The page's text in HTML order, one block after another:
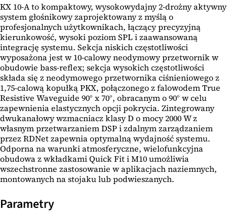
KX 10-A to kompaktowy, wysokowydajny 2-drożny aktywny
system głośnikowy zaprojektowany z myślą o
profesjonalnych użytkownikach, łączący precyzyjną
kierunkowość, wysoki poziom SPL i zaawansowaną
integrację systemu. Sekcja niskich częstotliwości
wyposażona jest w 10-calowy neodymowy przetwornik w
obudowie bass-reflex; sekcja wysokich częstotliwości
składa się z neodymowego przetwornika ciśnieniowego z
1,75-calową kopułką PKX, połączonego z falowodem True
Resistive Waveguide 90° x 70°, obracanym o 90° w celu
zapewnienia elastycznych opcji pokrycia. Zintegrowany
dwukanałowy wzmacniacz klasy D o mocy 2000 W z
własnym przetwarzaniem DSP i zdalnym zarządzaniem
przez RDNet zapewnia optymalną wydajność systemu.
Odporna na warunki atmosferyczne, wielofunkcyjna
obudowa z wkładkami Quick Fit i M10 umożliwia
wszechstronne zastosowanie w aplikacjach naziemnych,
montowanych na stojaku lub podwieszanych.
Parametry